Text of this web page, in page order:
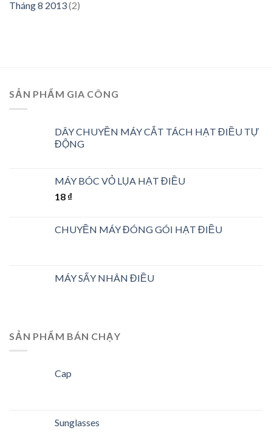
Tháng 8 2013(2)
SẢN PHẨM GIA CÔNG
DÂY CHUYỀN MÁY CẮT TÁCH HẠT ĐIỀU TỰ
ĐỘNG
MÁY BÓC VỎ LỤA HẠT ĐIỀU
18 ₫
CHUYỀN MÁY ĐÓNG GÓI HẠT ĐIỀU
MÁY SẤY NHÂN ĐIỀU
SẢN PHẨM BÁN CHẠY
Cap
Sunglasses